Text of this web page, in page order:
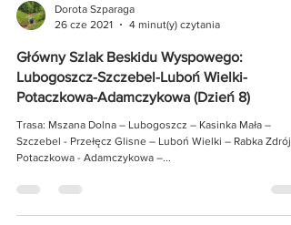
Dorota Szparaga
26 cze 2021
4 minut(y) czytania
Lubogoszcz-Szczebel-Luboń Wielki-
Potaczkowa-Adamczykowa (Dzień 8)
Trasa: Mszana Dolna – Lubogoszcz – Kasinka Mała –
Potaczkowa - Adamczykowa –...